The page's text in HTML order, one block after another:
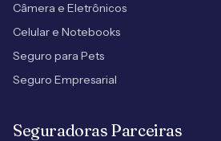
Câmera e Eletrônicos
Celular e Notebooks
Seguro para Pets
Seguro Empresarial
Seguradoras Parceiras